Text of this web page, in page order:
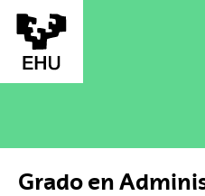
Saltar al contenido principal
Grado en